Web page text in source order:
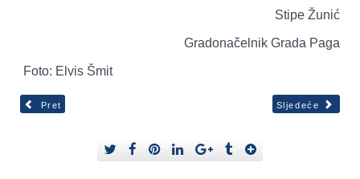
Stipe Žunić
Gradonačelnik Grada Paga
Foto: Elvis Šmit
Pret Sljedeće